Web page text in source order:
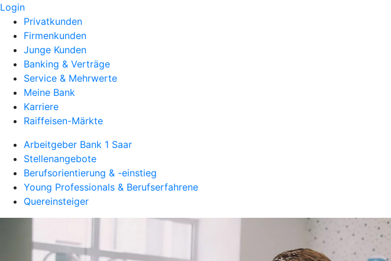
Login
Privatkunden
Firmenkunden
Junge Kunden
Banking & Verträge
Service & Mehrwerte
Meine Bank
Karriere
Raiffeisen-Märkte
Arbeitgeber Bank 1 Saar
Stellenangebote
Berufsorientierung & -einstieg
Young Professionals & Berufserfahrene
Quereinsteiger